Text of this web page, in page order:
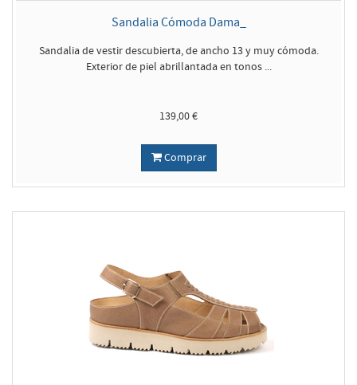
Sandalia Cómoda Dama_
Sandalia de vestir descubierta, de ancho 13 y muy cómoda.
Exterior de piel abrillantada en tonos ...
139,00 €
Comprar